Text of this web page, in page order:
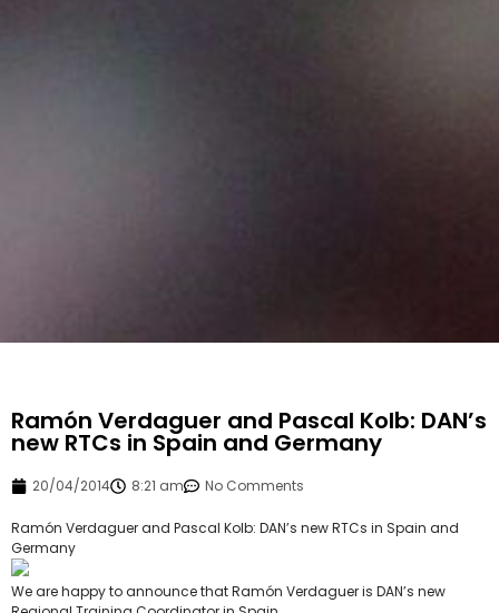
Ramón Verdaguer and Pascal Kolb: DAN’s
new RTCs in Spain and Germany
20/04/2014 8:21 am No Comments
Ramón Verdaguer and Pascal Kolb: DAN’s new RTCs in Spain and
Germany
We are happy to announce that Ramón Verdaguer is DAN’s new